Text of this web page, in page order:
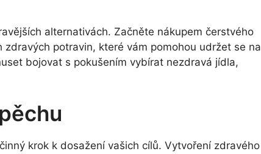
alternativách. Začněte nákupem čerstvého
potravin, které vám pomohou udržet se na
bojovat s pokušením vybírat nezdravá jídla,
krok k dosažení vašich cílů. Vytvoření zdravého